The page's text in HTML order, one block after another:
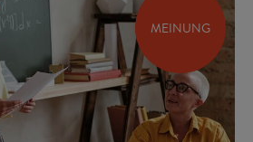
MEINUNG